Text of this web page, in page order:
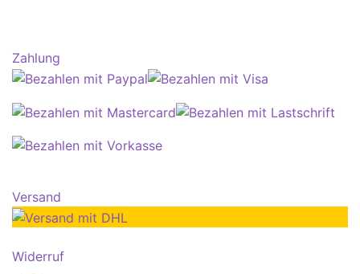
Zahlung
Versand
Widerruf